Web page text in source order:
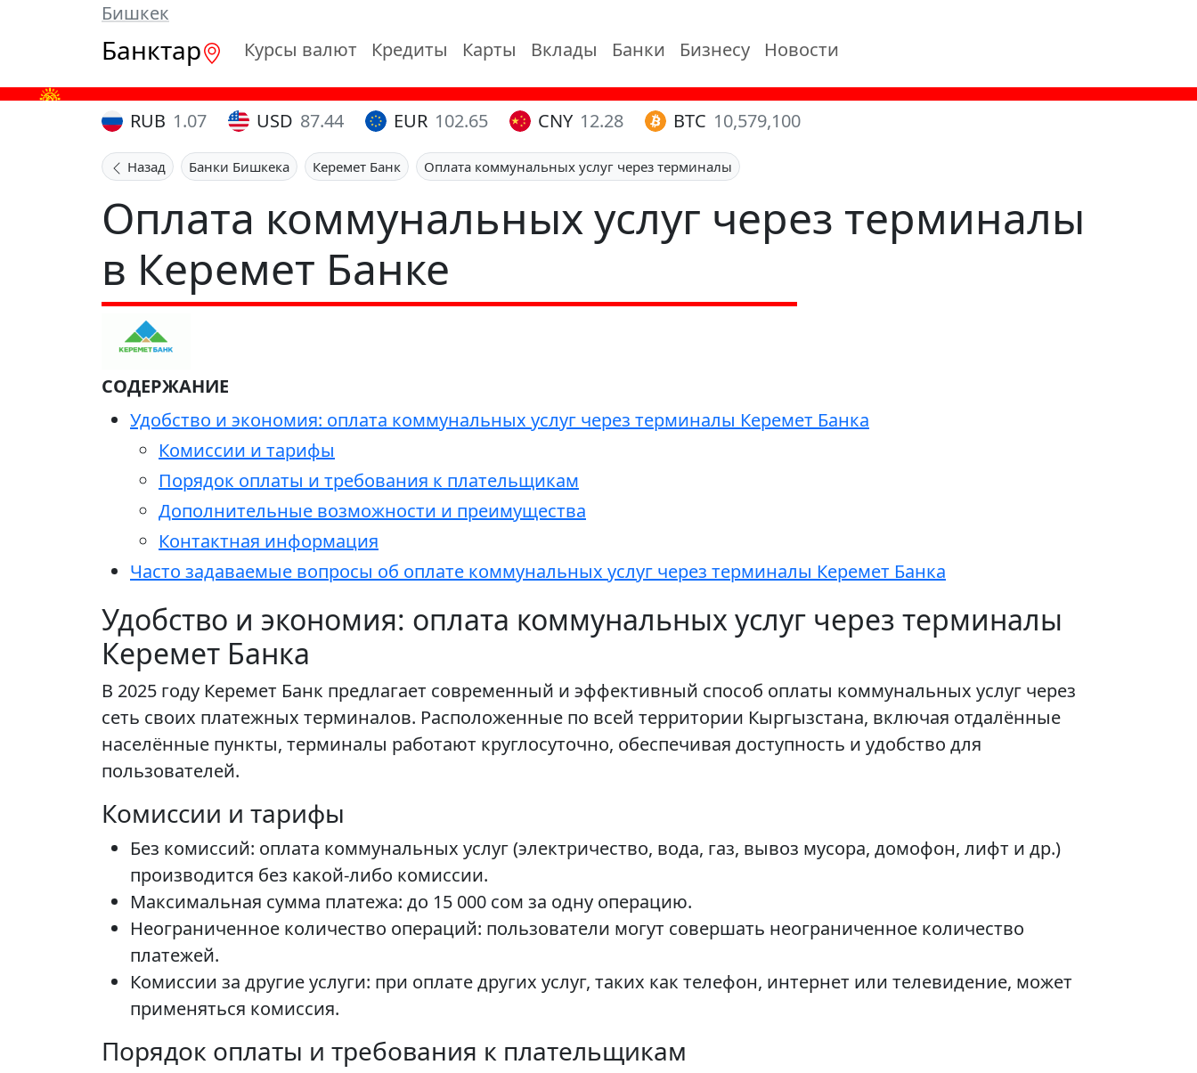
Бишкек
Банктар Курсы валют Кредиты Карты Вклады Банки Бизнесу Новости
RUB 1.07 USD 87.44 EUR 102.65 CNY 12.28 BTC 10,579,100
Назад Банки Бишкека Керемет Банк Оплата коммунальных услуг через терминалы
Оплата коммунальных услуг через терминалы
в Керемет Банке
СОДЕРЖАНИЕ
Удобство и экономия: оплата коммунальных услуг через терминалы Керемет Банка
Комиссии и тарифы
Порядок оплаты и требования к плательщикам
Дополнительные возможности и преимущества
Контактная информация
Часто задаваемые вопросы об оплате коммунальных услуг через терминалы Керемет Банка
Удобство и экономия: оплата коммунальных услуг через терминалы
Керемет Банка
В 2025 году Керемет Банк предлагает современный и эффективный способ оплаты коммунальных услуг через
сеть своих платежных терминалов. Расположенные по всей территории Кыргызстана, включая отдалённые
населённые пункты, терминалы работают круглосуточно, обеспечивая доступность и удобство для
пользователей.
Комиссии и тарифы
Без комиссий: оплата коммунальных услуг (электричество, вода, газ, вывоз мусора, домофон, лифт и др.)
производится без какой-либо комиссии.
Максимальная сумма платежа: до 15 000 сом за одну операцию.
Неограниченное количество операций: пользователи могут совершать неограниченное количество
платежей.
Комиссии за другие услуги: при оплате других услуг, таких как телефон, интернет или телевидение, может
применяться комиссия.
Порядок оплаты и требования к плательщикам